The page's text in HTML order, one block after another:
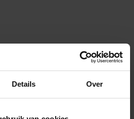
Details Over